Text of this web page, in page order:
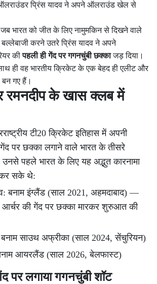
प्रिंस यादव ने अपने ऑलराउंड खेल से
भारत को जीत के लिए नामुमकिन से दिखने वाले
बल्लेबाजी करने उतरे प्रिंस यादव ने अपने
कीपहली ही गेंद पर गगनचुंबी छक्काजड़ दिया।
ही वह भारतीय क्रिकेट के एक बेहद ही एलीट और
गए हैं।
रमनदीप के खास क्लब में
टी20 क्रिकेट इतिहास में अपनी
पर छक्का लगाने वाले भारत के तीसरे
पहले भारत के लिए यह अद्भुत कारनामा
कर सके थे:
बनाम इंग्लैंड (साल 2021, अहमदाबाद) —
आर्चर की गेंद पर छक्का मारकर शुरुआत की
बनाम साउथ अफ्रीका (साल 2024, सेंचुरियन)
आयरलैंड (साल 2026, बेलफास्ट)
पर लगाया गगनचुंबी शॉट